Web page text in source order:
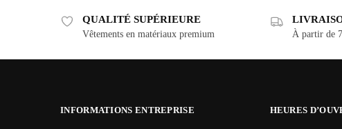
QUALITÉ SUPÉRIEURE
Vêtements en matériaux premium À partir de
INFORMATIONS ENTREPRISE HEURES